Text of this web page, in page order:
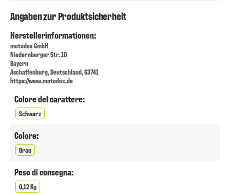
Angaben zur Produktsicherheit
Herstellerinformationen:
motodox GmbH
Niedernberger Str. 10
Bayern
Aschaffenburg, Deutschland, 63741
https://www.motodox.de
Colore del carattere:
Schwarz
Colore:
Grau
Peso di consegna:
0,12 Kg